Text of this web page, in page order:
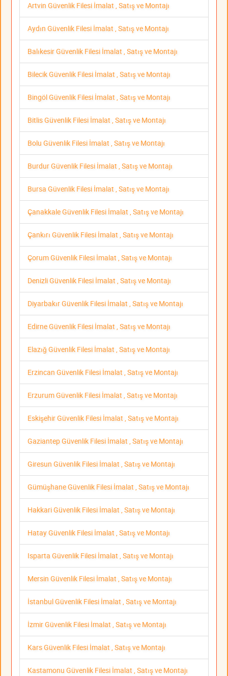
Artvin Güvenlik Filesi İmalat , Satış ve Montajı
Aydın Güvenlik Filesi İmalat , Satış ve Montajı
Balıkesir Güvenlik Filesi İmalat , Satış ve Montajı
Bilecik Güvenlik Filesi İmalat , Satış ve Montajı
Bingöl Güvenlik Filesi İmalat , Satış ve Montajı
Bitlis Güvenlik Filesi İmalat , Satış ve Montajı
Bolu Güvenlik Filesi İmalat , Satış ve Montajı
Burdur Güvenlik Filesi İmalat , Satış ve Montajı
Bursa Güvenlik Filesi İmalat , Satış ve Montajı
Çanakkale Güvenlik Filesi İmalat , Satış ve Montajı
Çankırı Güvenlik Filesi İmalat , Satış ve Montajı
Çorum Güvenlik Filesi İmalat , Satış ve Montajı
Denizli Güvenlik Filesi İmalat , Satış ve Montajı
Diyarbakır Güvenlik Filesi İmalat , Satış ve Montajı
Edirne Güvenlik Filesi İmalat , Satış ve Montajı
Elazığ Güvenlik Filesi İmalat , Satış ve Montajı
Erzincan Güvenlik Filesi İmalat , Satış ve Montajı
Erzurum Güvenlik Filesi İmalat , Satış ve Montajı
Eskişehir Güvenlik Filesi İmalat , Satış ve Montajı
Gaziantep Güvenlik Filesi İmalat , Satış ve Montajı
Giresun Güvenlik Filesi İmalat , Satış ve Montajı
Gümüşhane Güvenlik Filesi İmalat , Satış ve Montajı
Hakkari Güvenlik Filesi İmalat , Satış ve Montajı
Hatay Güvenlik Filesi İmalat , Satış ve Montajı
Isparta Güvenlik Filesi İmalat , Satış ve Montajı
Mersin Güvenlik Filesi İmalat , Satış ve Montajı
İstanbul Güvenlik Filesi İmalat , Satış ve Montajı
İzmir Güvenlik Filesi İmalat , Satış ve Montajı
Kars Güvenlik Filesi İmalat , Satış ve Montajı
Kastamonu Güvenlik Filesi İmalat , Satış ve Montajı